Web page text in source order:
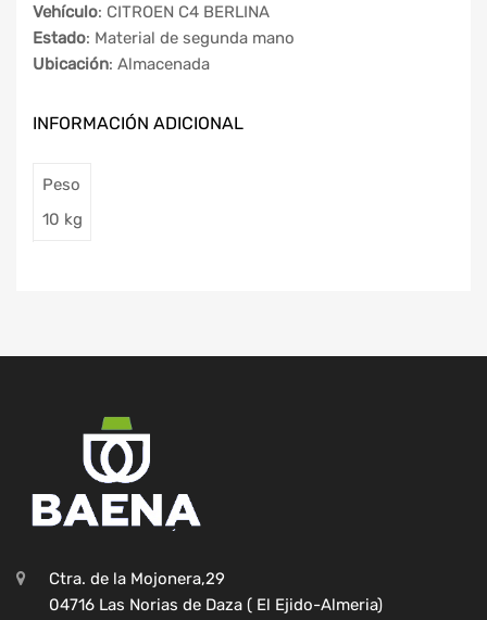
Vehículo: CITROEN C4 BERLINA
Estado: Material de segunda mano
Ubicación: Almacenada
INFORMACIÓN ADICIONAL
Peso
10 kg
Ctra. de la Mojonera,29
04716 Las Norias de Daza ( El Ejido-Almeria)